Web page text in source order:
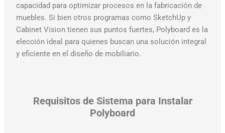
capacidad para optimizar procesos en la fabricación de
muebles. Si bien otros programas como SketchUp y
Cabinet Vision tienen sus puntos fuertes, Polyboard es la
elección ideal para quienes buscan una solución integral
y eficiente en el diseño de mobiliario.
Requisitos de Sistema para Instalar
Polyboard